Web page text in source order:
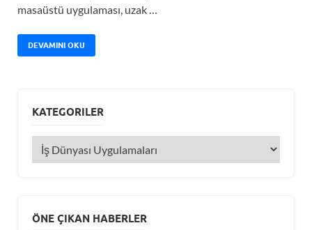
masaüstü uygulaması, uzak …
DEVAMINI OKU
KATEGORILER
ÖNE ÇIKAN HABERLER